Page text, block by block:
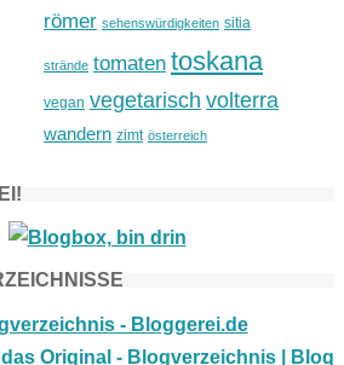
römer sehenswürdigkeiten sitia
strände tomaten toskana
vegan vegetarisch volterra
wandern zimt österreich